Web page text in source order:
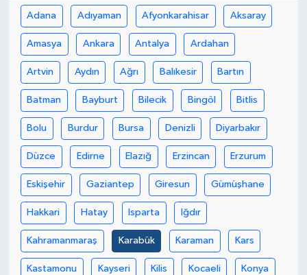
Adana Adıyaman Afyonkarahisar Aksaray
Amasya Ankara Antalya Ardahan
Artvin Aydın Ağrı Balıkesir Bartın
Batman Bayburt Bilecik Bingöl Bitlis
Bolu Burdur Bursa Denizli Diyarbakır
Düzce Edirne Elazığ Erzincan Erzurum
Eskişehir Gaziantep Giresun Gümüşhane
Hakkari Hatay Isparta Iğdır
Kahramanmaraş Karabük Karaman Kars
Kastamonu Kayseri Kilis Kocaeli Konya
2024 Seçim Sonuçları